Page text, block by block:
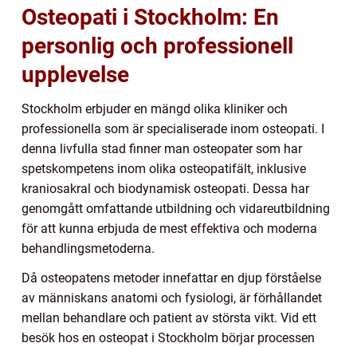
Osteopati i Stockholm: En
personlig och professionell
upplevelse
Stockholm erbjuder en mängd olika kliniker och
professionella som är specialiserade inom osteopati. I
denna livfulla stad finner man osteopater som har
spetskompetens inom olika osteopatifält, inklusive
kraniosakral och biodynamisk osteopati. Dessa har
genomgått omfattande utbildning och vidareutbildning
för att kunna erbjuda de mest effektiva och moderna
behandlingsmetoderna.
Då osteopatens metoder innefattar en djup förståelse
av människans anatomi och fysiologi, är förhållandet
mellan behandlare och patient av största vikt. Vid ett
besök hos en osteopat i Stockholm börjar processen